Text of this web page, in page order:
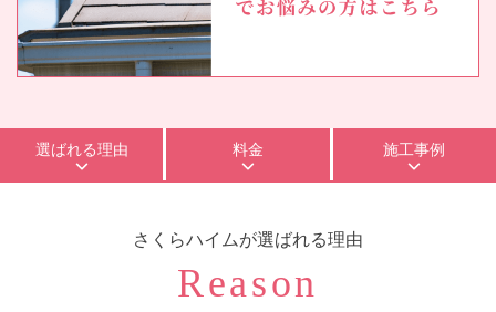
選ばれる理由 料金 施工事例
さくらハイムが選ばれる理由
Reason